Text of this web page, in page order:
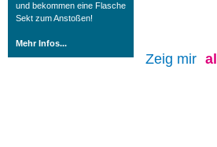
und bekommen eine Flasche
Sekt zum Anstoßen!
Mehr Infos...
Zeig mir